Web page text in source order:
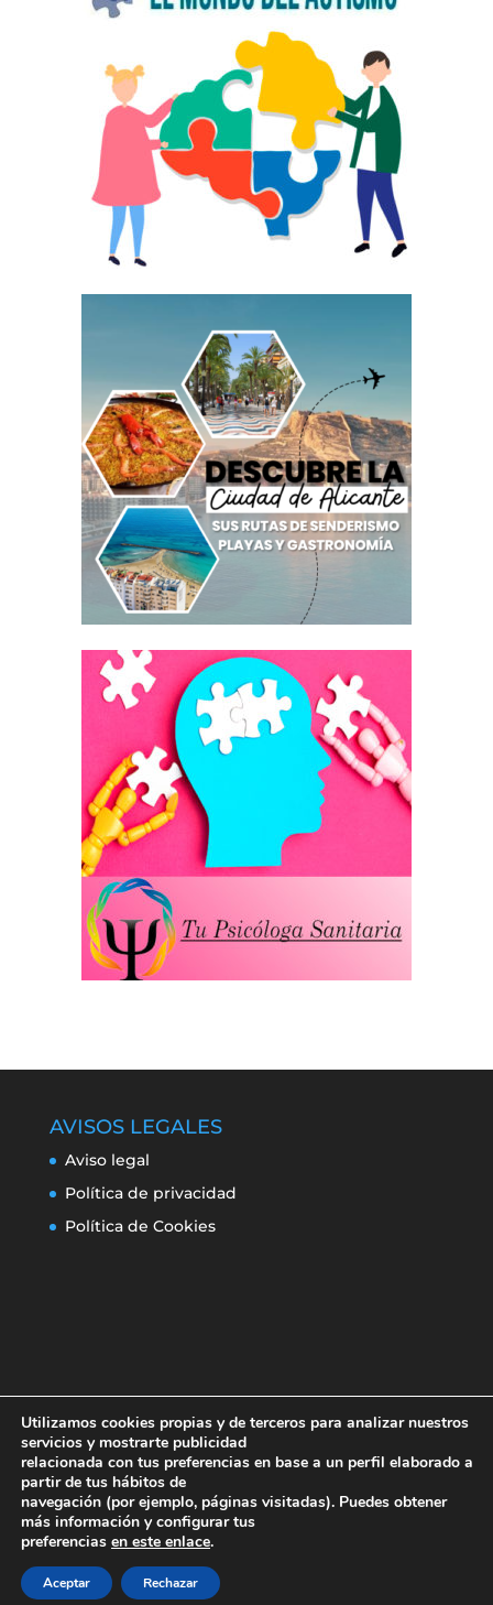
AVISOS LEGALES
Aviso legal
Política de privacidad
Política de Cookies
Aviso legal
Política de privacidad
Política de Cookies
Erroresclima 2019-220
Utilizamos cookies propias y de terceros para analizar nuestros
servicios y mostrarte publicidad
relacionada con tus preferencias en base a un perfil elaborado a
partir de tus hábitos de
navegación (por ejemplo, páginas visitadas). Puedes obtener
más información y configurar tus
preferencias en este enlace.
Aceptar Rechazar